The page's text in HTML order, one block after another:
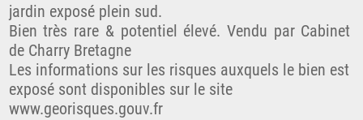
jardin exposé plein sud.
Bien très rare & potentiel élevé. Vendu par Cabinet
de Charry Bretagne
Les informations sur les risques auxquels le bien est
exposé sont disponibles sur le site
www.georisques.gouv.fr